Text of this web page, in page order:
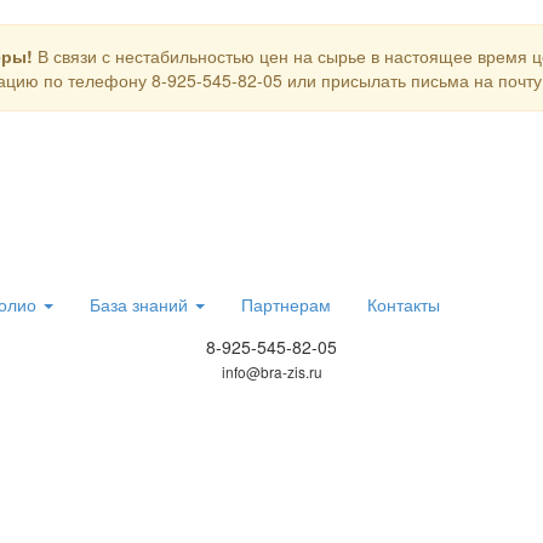
В связи с нестабильностью цен на сырье в настоящее
по телефону 8-925-545-82-05 или присылать письма на
База знаний Партнерам
Контакты
8-925-545-82-05
info@bra-zis.ru